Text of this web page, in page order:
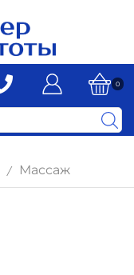
0
/ Массаж